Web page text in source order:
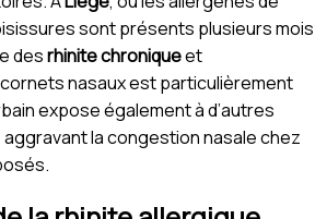
sont présents plusieurs mois
desrhinite chroniqueet
nasaux est particulièrement
expose également à d’autres
la congestion nasale chez